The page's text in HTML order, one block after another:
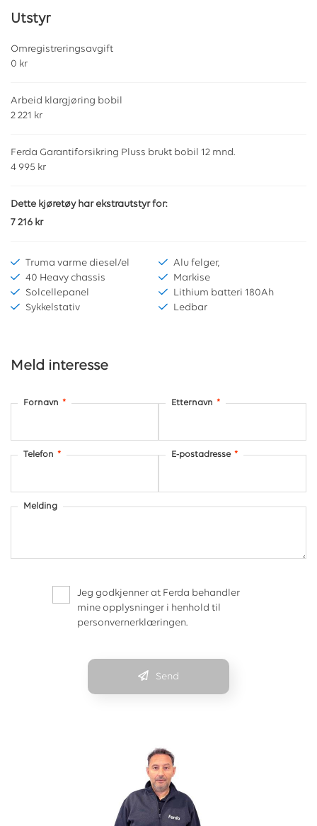
Utstyr
Omregistreringsavgift
0 kr
Arbeid klargjøring bobil
2 221 kr
Ferda Garantiforsikring Pluss brukt bobil 12 mnd.
4 995 kr
Dette kjøretøy har ekstrautstyr for:
7 216 kr
Truma varme diesel/el
Alu felger,
40 Heavy chassis
Markise
Solcellepanel
Lithium batteri 180Ah
Sykkelstativ
Ledbar
Meld interesse
Fornavn * Etternavn *
Telefon * E-postadresse *
Melding
Jeg godkjenner at Ferda behandler
mine opplysninger i henhold til
personvernerklæringen.
Send